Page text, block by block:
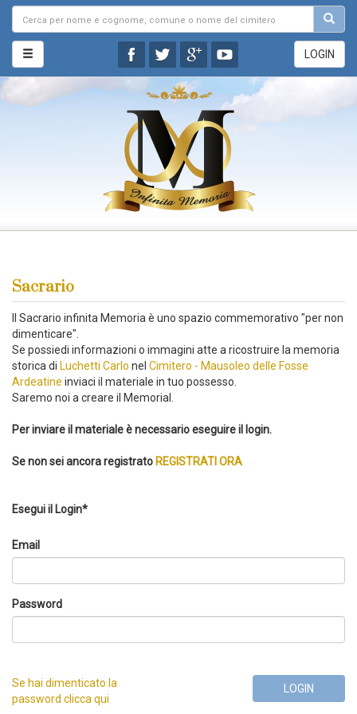
LOGIN
Sacrario
Il Sacrario infinita Memoria è uno spazio commemorativo "per non
dimenticare".
Se possiedi informazioni o immagini atte a ricostruire la memoria
storica di Luchetti Carlo nel Cimitero - Mausoleo delle Fosse
Ardeatine inviaci il materiale in tuo possesso.
Saremo noi a creare il Memorial.
Per inviare il materiale è necessario eseguire il login.
Se non sei ancora registrato REGISTRATI ORA
Esegui il Login*
Email
Password
Se hai dimenticato la
password clicca qui
LOGIN